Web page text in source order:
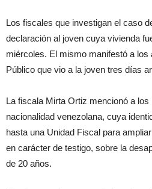
Los fiscales que investigan el caso
declaración al joven cuya vivienda
miércoles. El mismo manifestó a los
Público que vio a la joven tres días
La fiscala Mirta Ortiz mencionó a
nacionalidad venezolana, cuya
hasta una Unidad Fiscal para
en carácter de testigo, sobre la
de 20 años.